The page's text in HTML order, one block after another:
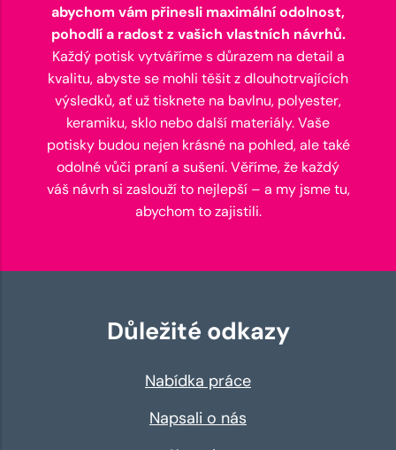
abychom vám přinesli maximální odolnost,
pohodlí a radost z vašich vlastních návrhů.
Každý potisk vytváříme s důrazem na detail a
kvalitu, abyste se mohli těšit z dlouhotrvajících
výsledků, ať už tisknete na bavlnu, polyester,
keramiku, sklo nebo další materiály. Vaše
potisky budou nejen krásné na pohled, ale také
odolné vůči praní a sušení. Věříme, že každý
váš návrh si zaslouží to nejlepší – a my jsme tu,
abychom to zajistili.
Důležité odkazy
Nabídka práce
Napsali o nás